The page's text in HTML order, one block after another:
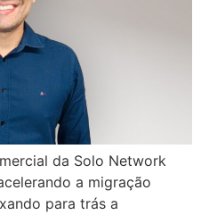
da Solo Network
a migração
para trás a